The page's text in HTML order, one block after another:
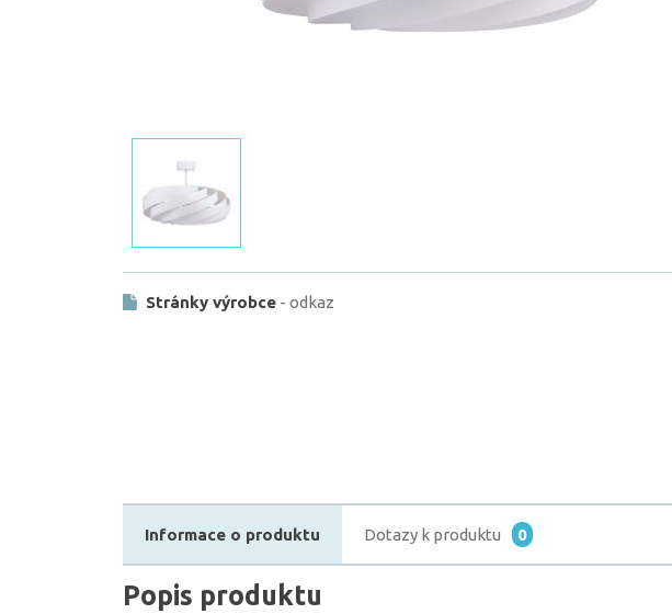
Stránky výrobce - odkaz
Informace o produktu Dotazy k produktu 0
Popis produktu